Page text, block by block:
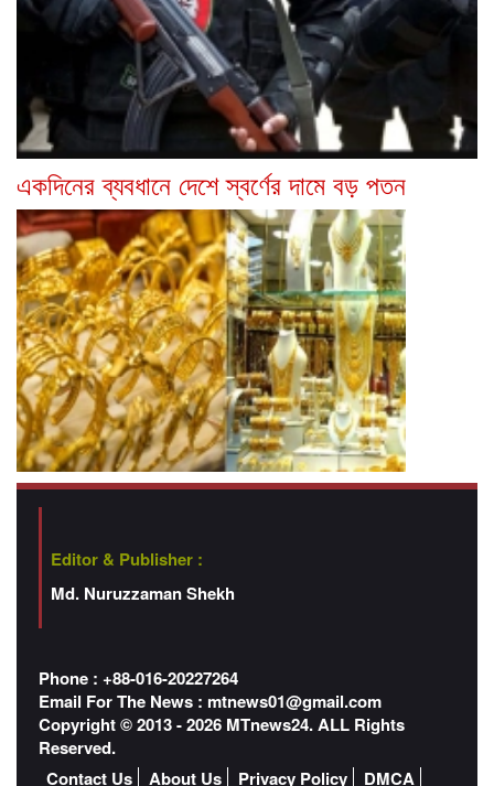
একদিনের ব্যবধানে দেশে স্বর্ণের দামে বড় পতন
Editor & Publisher :
Md. Nuruzzaman Shekh
Phone : +88-016-20227264
Email For The News : mtnews01@gmail.com
Copyright © 2013 - 2026 MTnews24. ALL Rights
Reserved.
Contact Us
About Us Privacy Policy DMCA